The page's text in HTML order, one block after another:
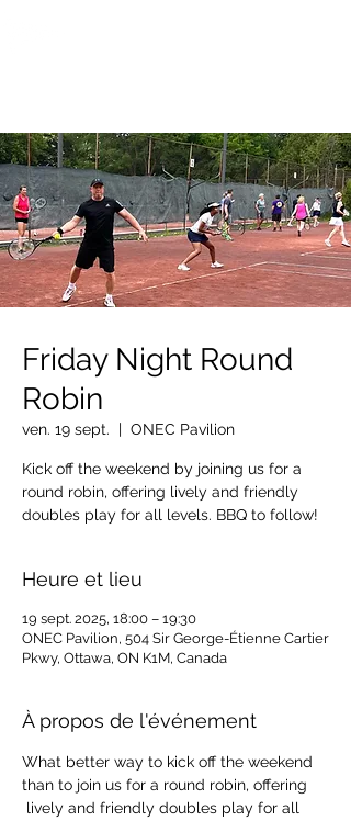
Friday Night Round
Robin
ven. 19 sept.
  |
ONEC Pavilion
Kick off the weekend by joining us for a
round robin, offering lively and friendly
doubles play for all levels. BBQ to follow!
Heure et lieu
19 sept. 2025, 18:00 – 19:30
ONEC Pavilion, 504 Sir George-Étienne Cartier
Pkwy, Ottawa, ON K1M, Canada
À propos de l'événement
What better way to kick off the weekend
than to join us for a round robin, offering
lively and friendly doubles play for all